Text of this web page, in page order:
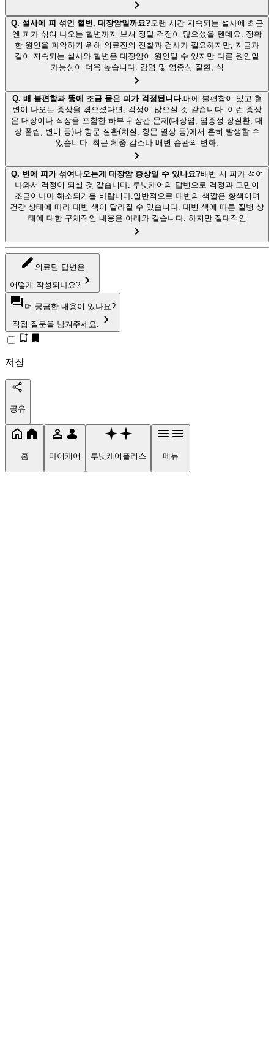
Q. 설사에 피 섞인 혈변, 대장암일까요?오랜 시간 지속되는 설사에 최근
엔 피가 섞여 나오는 혈변까지 보셔 정말 걱정이 많으셨을 텐데요. 정확
한 원인을 파악하기 위해 의료진의 진찰과 검사가 필요하지만, 지금과
같이 지속되는 설사와 혈변은 대장암이 원인일 수 있지만 다른 원인일
가능성이 더욱 높습니다. 감염 및 염증성 질환, 식
Q. 배 불편함과 똥에 조금 묻은 피가 걱정됩니다.배에 불편함이 있고 혈
변이 나오는 증상을 겪으셨다면, 걱정이 많으실 것 같습니다. 이런 증상
은 대장이나 직장을 포함한 하부 위장관 문제(대장염, 염증성 장질환, 대
장 폴립, 변비 등)나 항문 질환(치질, 항문 열상 등)에서 흔히 발생할 수
있습니다. 최근 체중 감소나 배변 습관의 변화,
Q. 변에 피가 섞여나오는게 대장암 증상일 수 있나요?배변 시 피가 섞여
나와서 걱정이 되실 것 같습니다. 루닛케어의 답변으로 걱정과 고민이
조금이나마 해소되기를 바랍니다.일반적으로 대변의 색깔은 황색이며
건강 상태에 따라 대변 색이 달라질 수 있습니다. 대변 색에 따른 질병 상
태에 대한 구체적인 내용은 아래와 같습니다. 하지만 절대적인
의료팀 답변은
어떻게 작성되나요?
더 궁금한 내용이 있나요?
직접 질문을 남겨주세요.
저장
공유
홈 마이케어 루닛케어플러스 메뉴